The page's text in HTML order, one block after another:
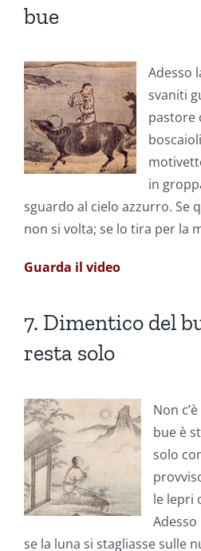
bue
Adesso
svaniti
pastore
in
sguardo al cielo azzurro. Se
non si volta; se lo tira per la
Guarda il video
7. Dimentico del
resta solo
Non
bue è
solo
le lepri
se la luna si stagliasse sulle